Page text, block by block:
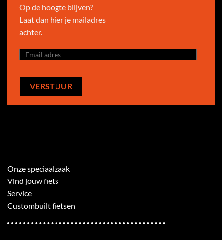
Op de hoogte blijven?
Laat dan hier je mailadres
achter.
Onze speciaalzaak
Vind jouw fiets
Service
Custombuilt fietsen